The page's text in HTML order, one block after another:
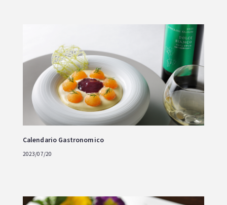
Calendario Gastronomico
2023/07/20